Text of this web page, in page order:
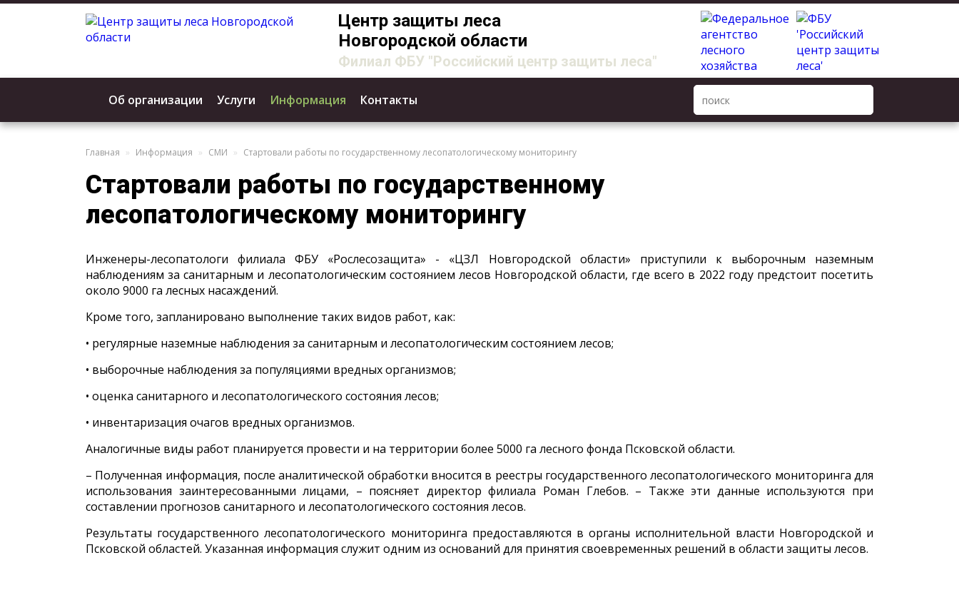
Центр защиты леса
Новгородской области
Филиал ФБУ "Российский центр защиты леса"
Об организации Услуги Информация Контакты
Главная Информация СМИ Стартовали работы по государственному лесопатологическому мониторингу
Стартовали работы по государственному
лесопатологическому мониторингу
Инженеры-лесопатологи филиала ФБУ «Рослесозащита» - «ЦЗЛ Новгородской области» приступили к выборочным наземным
наблюдениям за санитарным и лесопатологическим состоянием лесов Новгородской области, где всего в 2022 году предстоит посетить
около 9000 га лесных насаждений.
Кроме того, запланировано выполнение таких видов работ, как:
• регулярные наземные наблюдения за санитарным и лесопатологическим состоянием лесов;
• выборочные наблюдения за популяциями вредных организмов;
• оценка санитарного и лесопатологического состояния лесов;
• инвентаризация очагов вредных организмов.
Аналогичные виды работ планируется провести и на территории более 5000 га лесного фонда Псковской области.
– Полученная информация, после аналитической обработки вносится в реестры государственного лесопатологического мониторинга для
использования заинтересованными лицами, – поясняет директор филиала Роман Глебов. – Также эти данные используются при
составлении прогнозов санитарного и лесопатологического состояния лесов.
Результаты государственного лесопатологического мониторинга предоставляются в органы исполнительной власти Новгородской и
Псковской областей. Указанная информация служит одним из оснований для принятия своевременных решений в области защиты лесов.